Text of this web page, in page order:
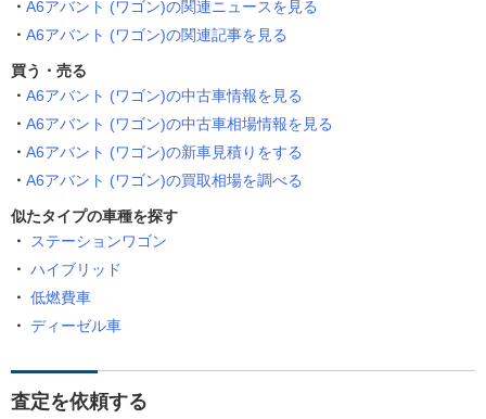
A6アバント (ワゴン)の関連ニュースを見る
A6アバント (ワゴン)の関連記事を見る
買う・売る
A6アバント (ワゴン)の中古車情報を見る
A6アバント (ワゴン)の中古車相場情報を見る
A6アバント (ワゴン)の新車見積りをする
A6アバント (ワゴン)の買取相場を調べる
似たタイプの車種を探す
ステーションワゴン
ハイブリッド
低燃費車
ディーゼル車
査定を依頼する